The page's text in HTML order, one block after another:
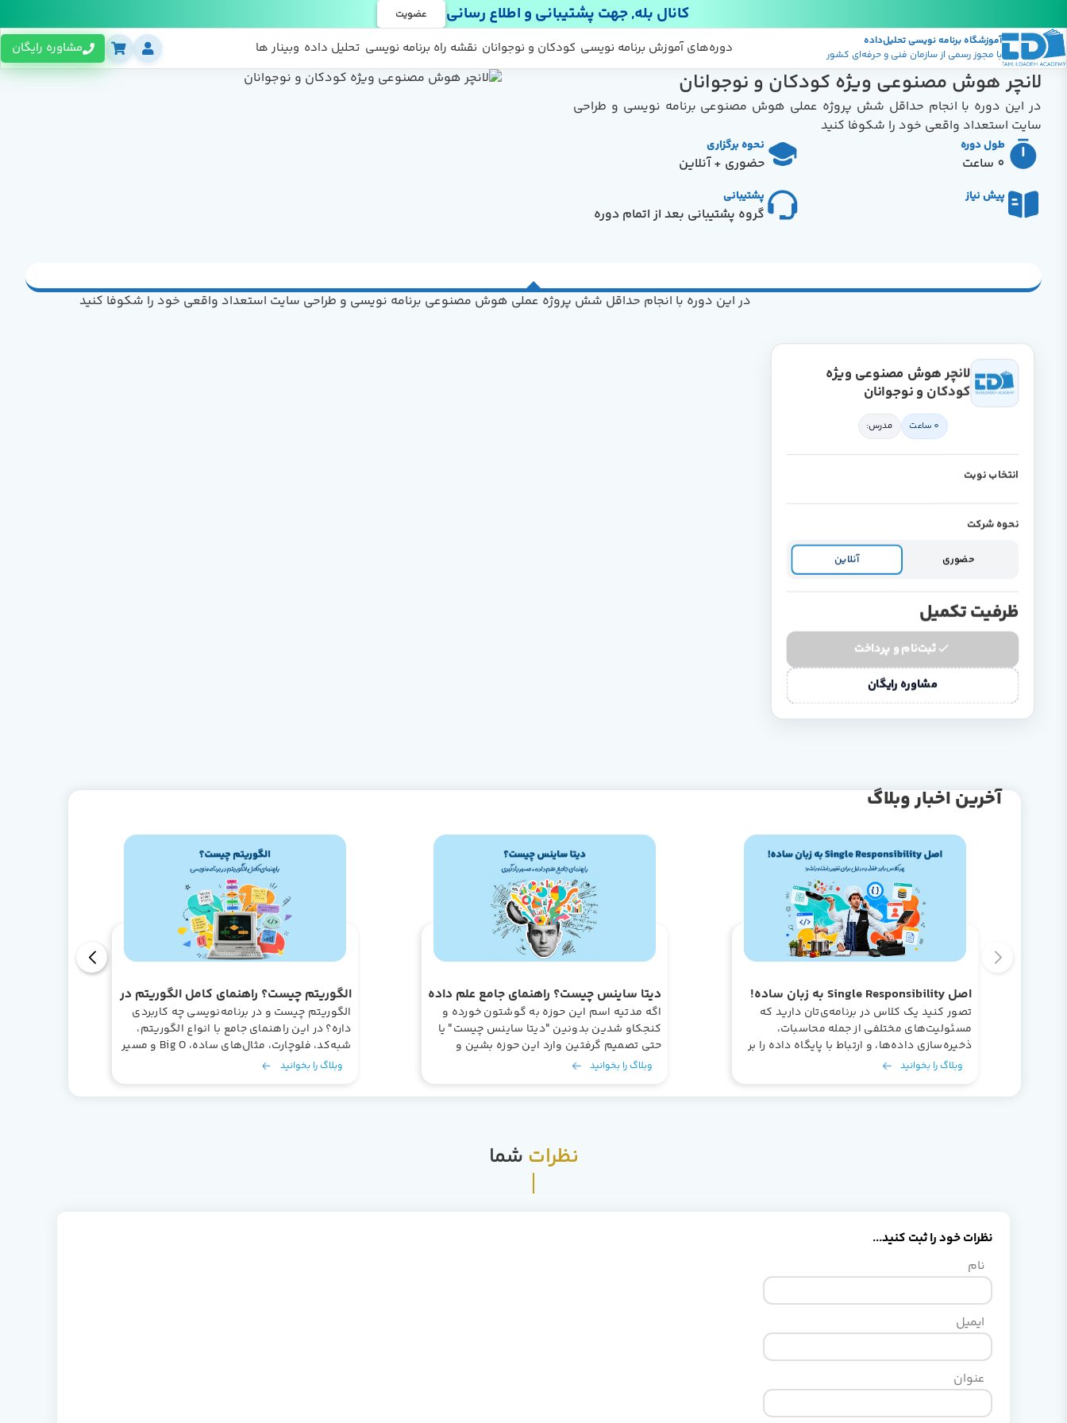
کانال بله, جهت پشتیبانی و اطلاع رسانی عضویت
آموزشگاه برنامه نویسی تحلیل‌داده
با مجوز رسمی از سازمان فنی و حرفه‌ای کشور
دوره‌های آموزش برنامه نویسی
پکیج ها
منابع رایگان کودکان و نوجوانان نقشه راه برنامه نویسی تحلیل داده وبینار ها مشاوره رایگان
لانچر هوش مصنوعی ویژه کودکان و نوجوانان
در این دوره با انجام حداقل شش پروژه عملی هوش مصنوعی برنامه نویسی و طراحی
سایت استعداد واقعی خود را شکوفا کنید
طول دوره
0 ساعت
نحوه برگزاری
حضوری + آنلاین
پیش نیاز پشتیبانی
گروه پشتیبانی بعد از اتمام دوره
لانچر هوش مصنوعی ویژه
کودکان و نوجوانان
0 ساعت مدرس:
انتخاب نوبت
نحوه شرکت
حضوری آنلاین
ظرفیت تکمیل
ثبت‌نام و پرداخت
مشاوره رایگان
در این دوره با انجام حداقل شش پروژه عملی هوش مصنوعی برنامه نویسی و طراحی سایت استعداد واقعی خود را شکوفا کنید
آخرین اخبار وبلاگ
اصل Single Responsibility به زبان ساده!
تصور کنید یک کلاس در برنامه‌ی‌تان دارید که
مسئولیت‌های مختلفی از جمله محاسبات،
ذخیره‌سازی داده‌ها، و ارتباط با پایگاه داده را بر
عهده دارد. اینجاست که مشکلات آغاز می‌شوند.
تبدیل به لایه‌لایه تغییرات در کد شود و به دنبال
وبلاگ را بخوانید
دیتا ساینس چیست؟ راهنمای جامع علم داده
+ مسیر یادگیری
اگه مدتیه اسم این حوزه به گوشتون خورده و
کنجکاو شدین بدونین "دیتا ساینس چیست" یا
حتی تصمیم گرفتین وارد این حوزه بشین و
دنبال یه مسیر برای یادگیری حرفه‌ای دیتا
این مقاله قراره صفر تا صد این دنیای جذاب رو
وبلاگ را بخوانید
الگوریتم چیست؟ راهنمای کامل الگوریتم در
برنامه‌نویسی
الگوریتم چیست و در برنامه‌نویسی چه کاربردی
داره؟ در این راهنمای جامع با انواع الگوریتم،
شبه‌کد، فلوچارت، مثال‌های ساده، Big O و مسیر
یادگیری الگوریتم آشنا میشید.
وبلاگ را بخوانید
نظرات شما
نظرات خود را ثبت کنید...
نام
ایمیل
عنوان